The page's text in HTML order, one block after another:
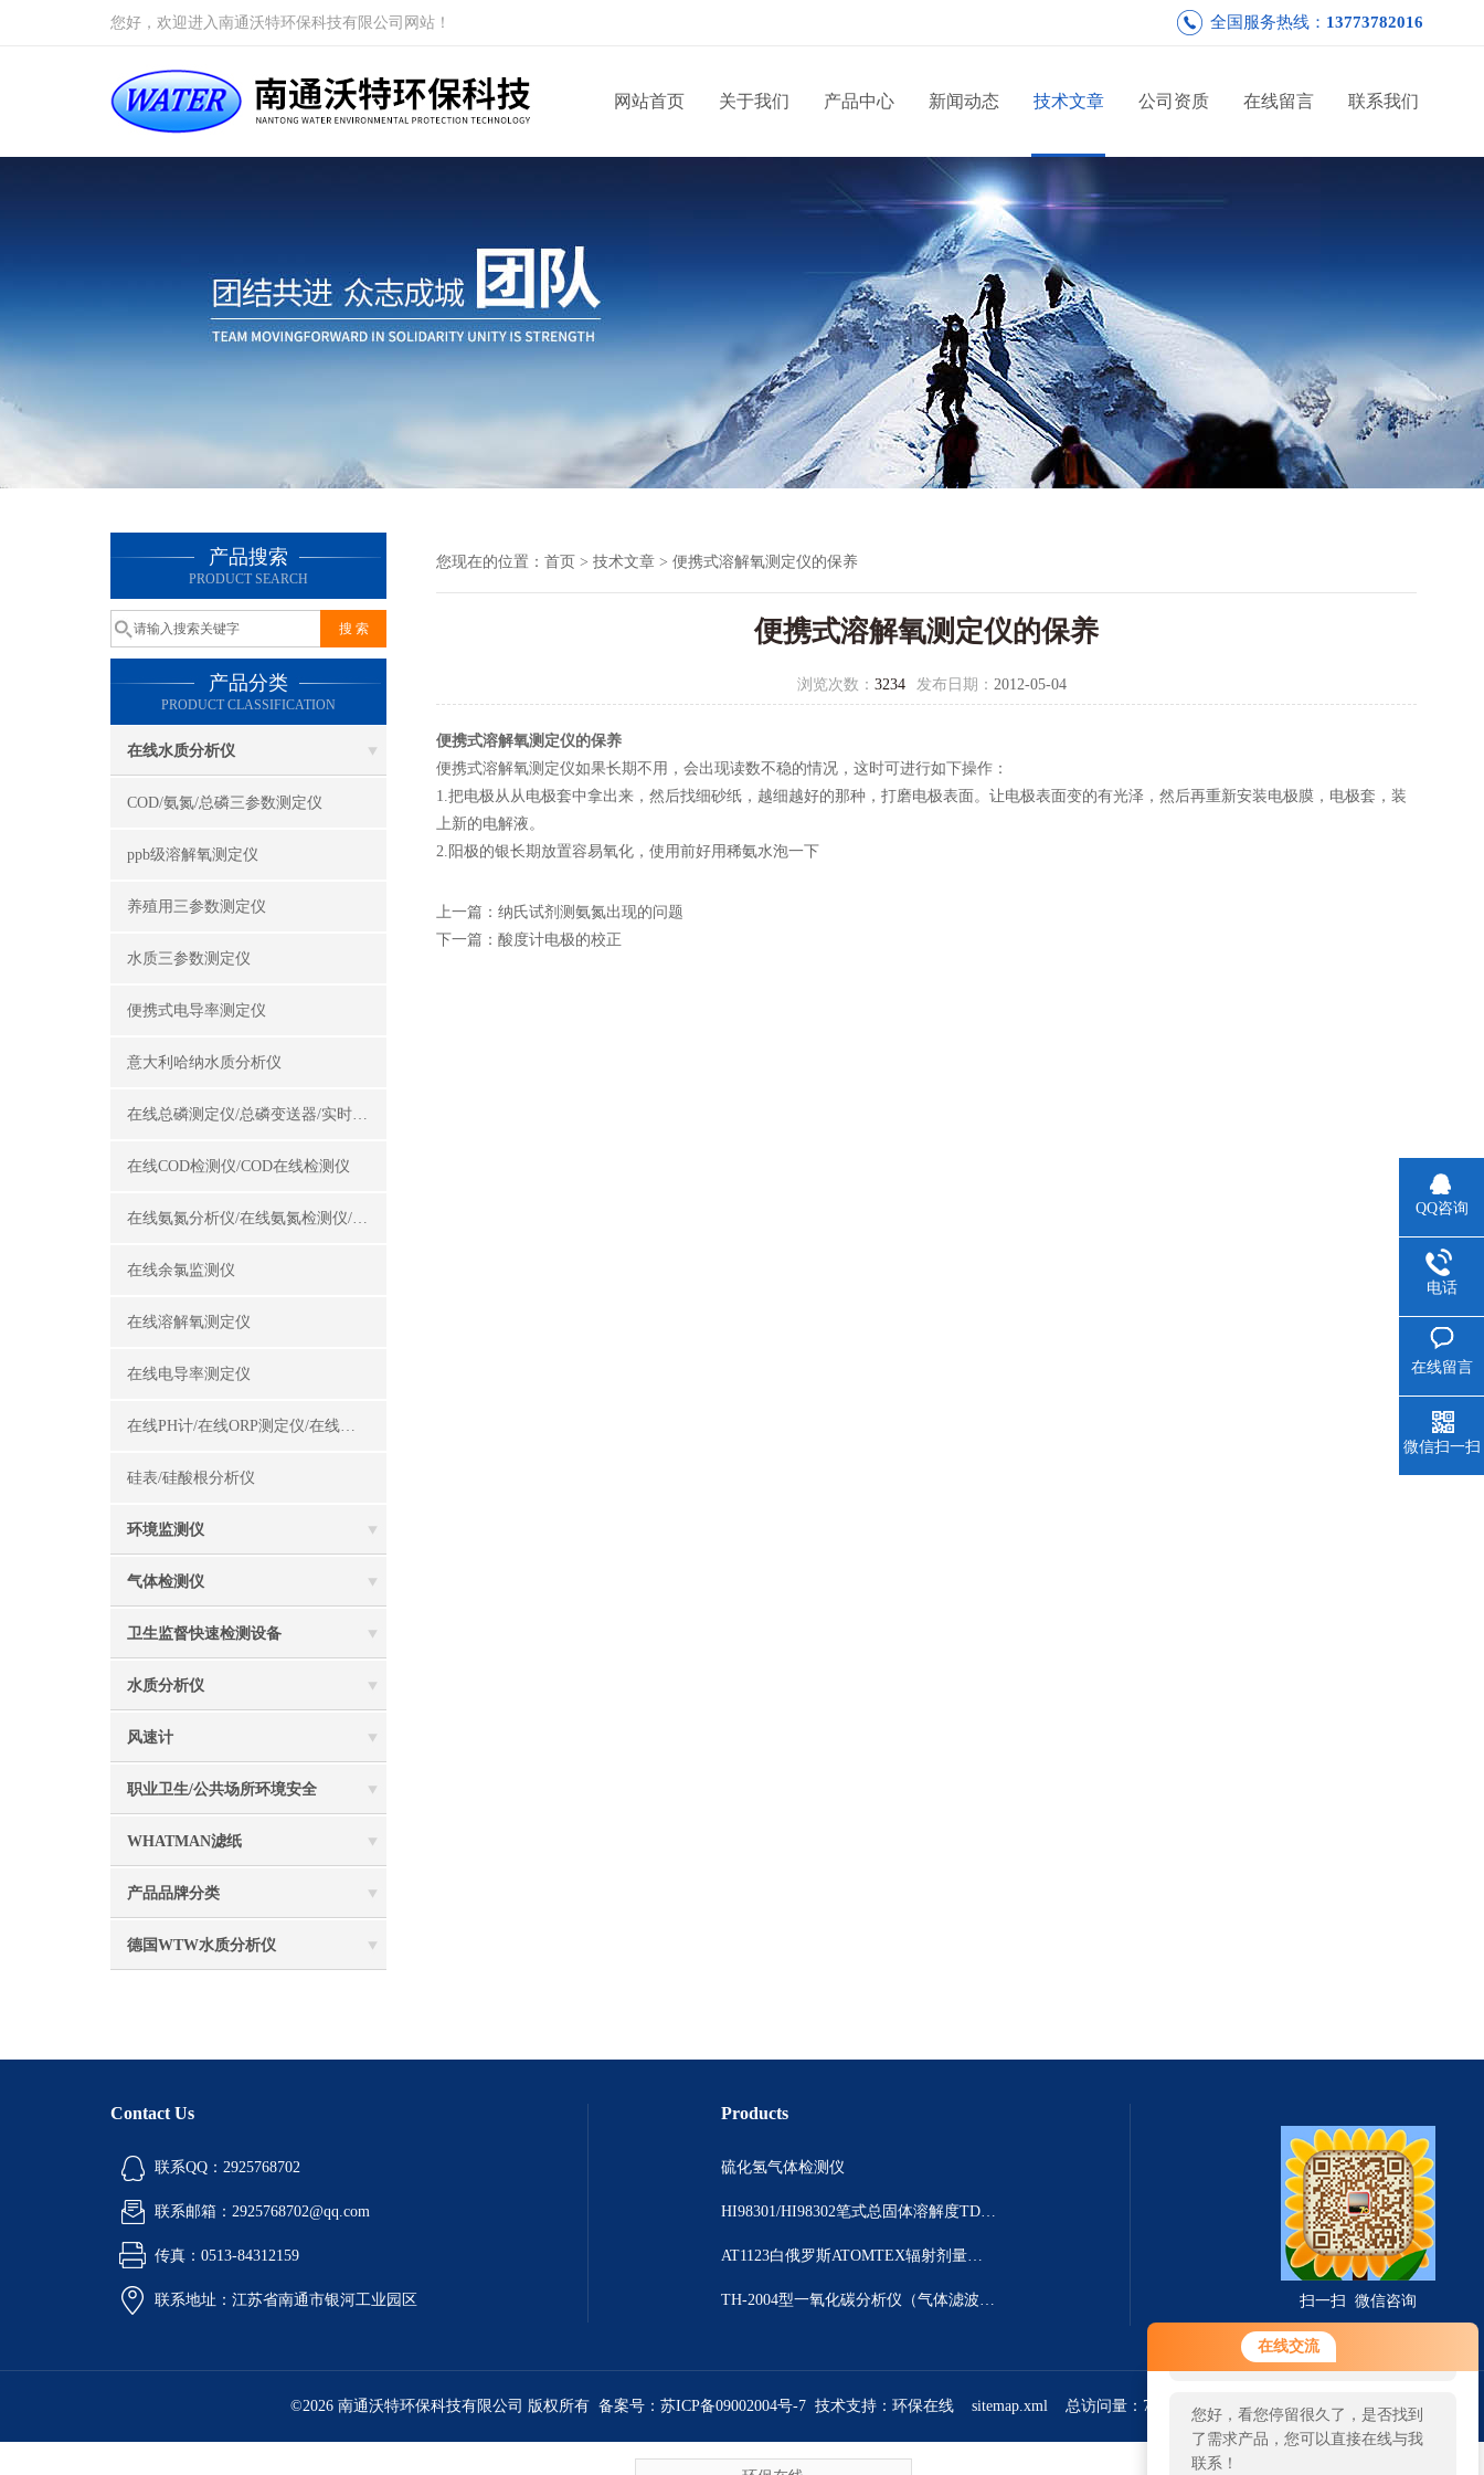
在线交流
您好！欢迎前来咨询，很高兴为您
服务，请问您要咨询什么问题呢？
您好，看您停留很久了，是否找到
了需求产品，您可以直接在线与我
联系！
您好，欢迎进入南通沃特环保科技有限公司网站！ 全国服务热线： 13773782016
网站首页 关于我们 产品中心 新闻动态 技术文章 公司资质 在线留言 联系我们
产品搜索
PRODUCT SEARCH
产品分类
PRODUCT CLASSIFICATION
在线水质分析仪
COD/氨氮/总磷三参数测定仪
ppb级溶解氧测定仪
养殖用三参数测定仪
水质三参数测定仪
便携式电导率测定仪
意大利哈纳水质分析仪
在线总磷测定仪/总磷变送器/实时总磷监测仪
在线COD检测仪/COD在线检测仪
在线氨氮分析仪/在线氨氮检测仪/氨氮变送器
在线余氯监测仪
在线溶解氧测定仪
在线电导率测定仪
在线PH计/在线ORP测定仪/在线酸碱度计
硅表/硅酸根分析仪
环境监测仪
气体检测仪
卫生监督快速检测设备
水质分析仪
风速计
职业卫生/公共场所环境安全
WHATMAN滤纸
产品品牌分类
德国WTW水质分析仪
您现在的位置： 首页 > 技术文章 > 便携式溶解氧测定仪的保养
便携式溶解氧测定仪的保养
浏览次数： 3234 发布日期： 2012-05-04
便携式溶解氧测定仪的保养
便携式溶解氧测定仪如果长期不用，会出现读数不稳的情况，这时可进行如下操作：
1.把电极从从电极套中拿出来，然后找细砂纸，越细越好的那种，打磨电极表面。让电极表面变的有光泽，然后再重新安装电极膜，电极套，装
上新的电解液。
2.阳极的银长期放置容易氧化，使用前好用稀氨水泡一下
上一篇： 纳氏试剂测氨氮出现的问题
下一篇： 酸度计电极的校正
Contact Us
联系QQ：2925768702
联系邮箱：2925768702@qq.com
传真：0513-84312159
联系地址：江苏省南通市银河工业园区
Products
硫化氢气体检测仪
HI98301/HI98302笔式总固体溶解度TDS测定仪
AT1123白俄罗斯ATOMTEX辐射剂量测量仪
TH-2004型一氧化碳分析仪（气体滤波相关红外吸收法） 扫一扫 微信咨询
©2026 南通沃特环保科技有限公司 版权所有 备案号： 苏ICP备09002004号-7 技术支持： 环保在线 sitemap.xml 总访问量：766270 管理登陆
QQ咨询
电话
在线留言
微信扫一扫